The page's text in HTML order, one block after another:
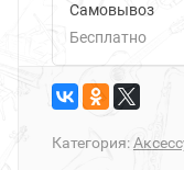
Самовывоз
Бесплатно
Категория: